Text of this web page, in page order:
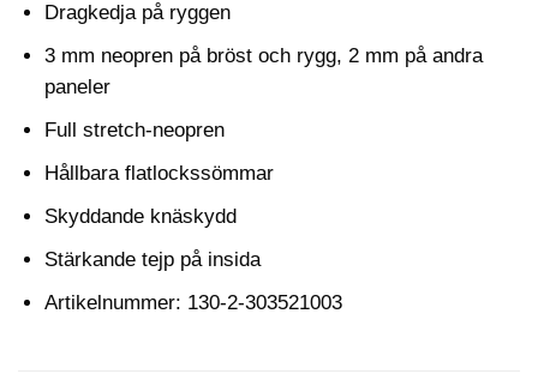
Dragkedja på ryggen
3 mm neopren på bröst och rygg, 2 mm på andra
paneler
Full stretch-neopren
Hållbara flatlockssömmar
Skyddande knäskydd
Stärkande tejp på insida
Artikelnummer: 130-2-303521003